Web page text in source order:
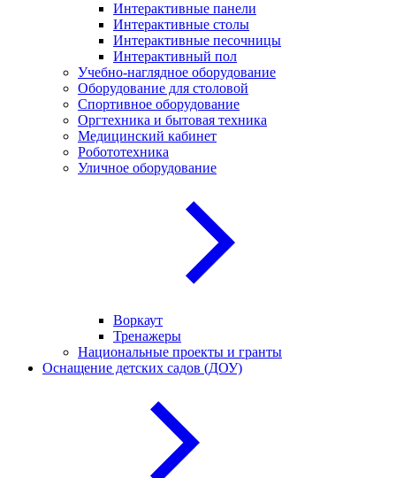
Интерактивные панели
Интерактивные столы
Интерактивные песочницы
Интерактивный пол
Учебно-наглядное оборудование
Оборудование для столовой
Спортивное оборудование
Оргтехника и бытовая техника
Медицинский кабинет
Робототехника
Уличное оборудование
Воркаут
Тренажеры
Национальные проекты и гранты
Оснащение детских садов (ДОУ)